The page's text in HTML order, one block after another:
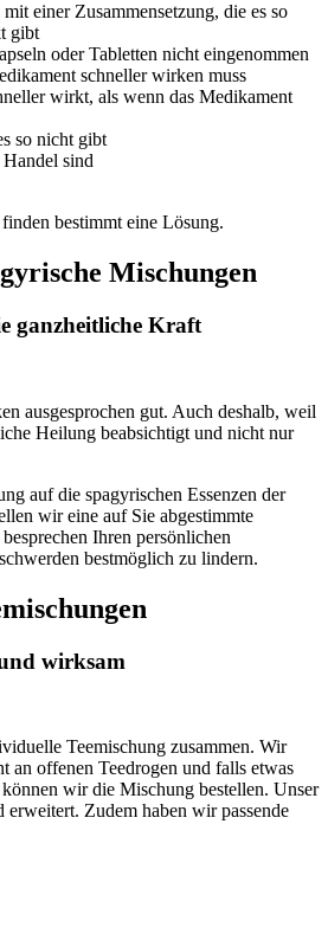
einer Zusammensetzung, die es so
gibt
oder Tabletten nicht eingenommen
schneller wirken muss
wirkt, als wenn das Medikament
so nicht gibt
sind
bestimmt eine Lösung.
Mischungen
ganzheitliche Kraft
ausgesprochen gut. Auch deshalb, weil
Heilung beabsichtigt und nicht nur
auf die spagyrischen Essenzen der
wir eine auf Sie abgestimmte
Ihren persönlichen
bestmöglich zu lindern.
wirksam
Teemischung zusammen. Wir
an offenen Teedrogen und falls etwas
wir die Mischung bestellen. Unser
Zudem haben wir passende